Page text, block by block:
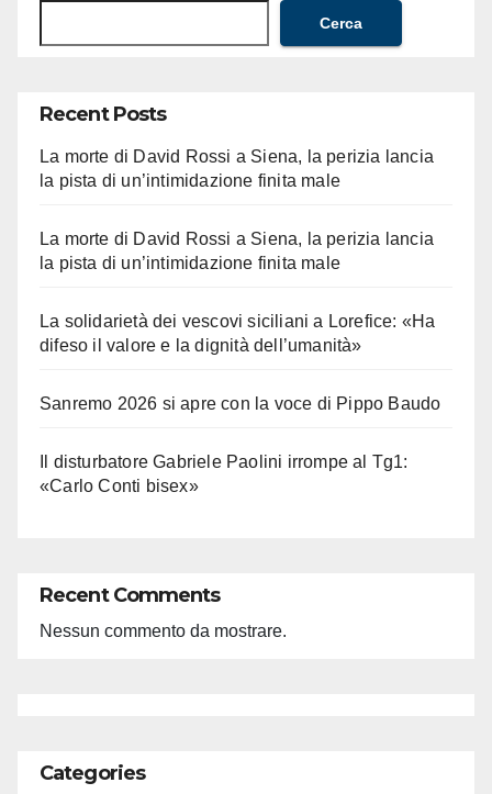
Cerca
Recent Posts
La morte di David Rossi a Siena, la perizia lancia
la pista di un’intimidazione finita male
La morte di David Rossi a Siena, la perizia lancia
la pista di un’intimidazione finita male
La solidarietà dei vescovi siciliani a Lorefice: «Ha
difeso il valore e la dignità dell’umanità»
Sanremo 2026 si apre con la voce di Pippo Baudo
Il disturbatore Gabriele Paolini irrompe al Tg1:
«Carlo Conti bisex»
Recent Comments
Nessun commento da mostrare.
Categories